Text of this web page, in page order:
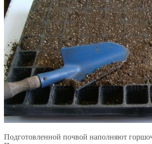
Подготовленной почвой наполняют